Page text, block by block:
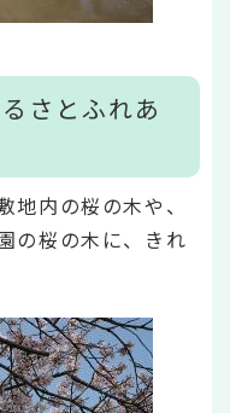
さとふれあ
地内の桜の木や、
の桜の木に、きれ